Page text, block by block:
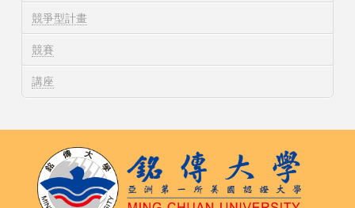
競爭型計畫
競賽
講座